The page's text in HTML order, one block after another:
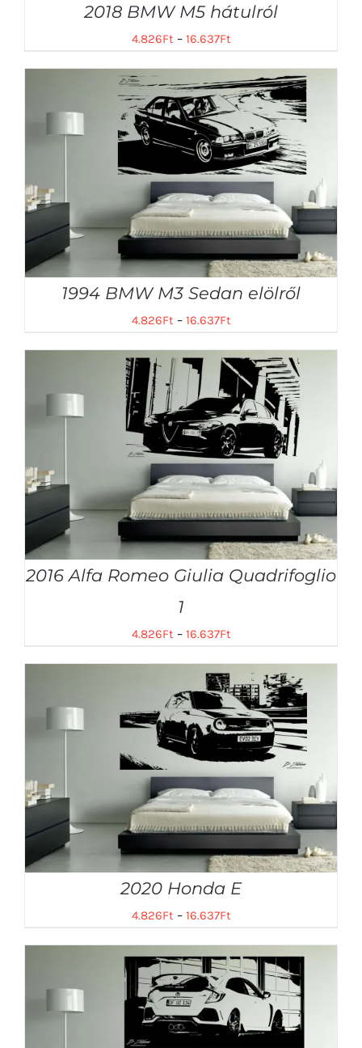
2018 BMW M5 hátulról
4.826Ft – 16.637Ft
1994 BMW M3 Sedan elölről
4.826Ft– 16.637Ft
2016 Alfa Romeo Giulia Quadrifoglio
1
4.826Ft– 16.637Ft
2020 Honda E
4.826Ft– 16.637Ft